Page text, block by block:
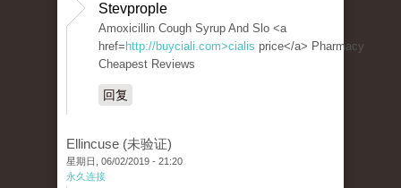
Stevprople
Amoxicillin Cough Syrup And Slo <a
href= http://buyciali.com>cialis price</a> Pharmacy
Cheapest Reviews
回复
Ellincuse (未验证)
星期日, 06/02/2019 - 21:20
永久连接